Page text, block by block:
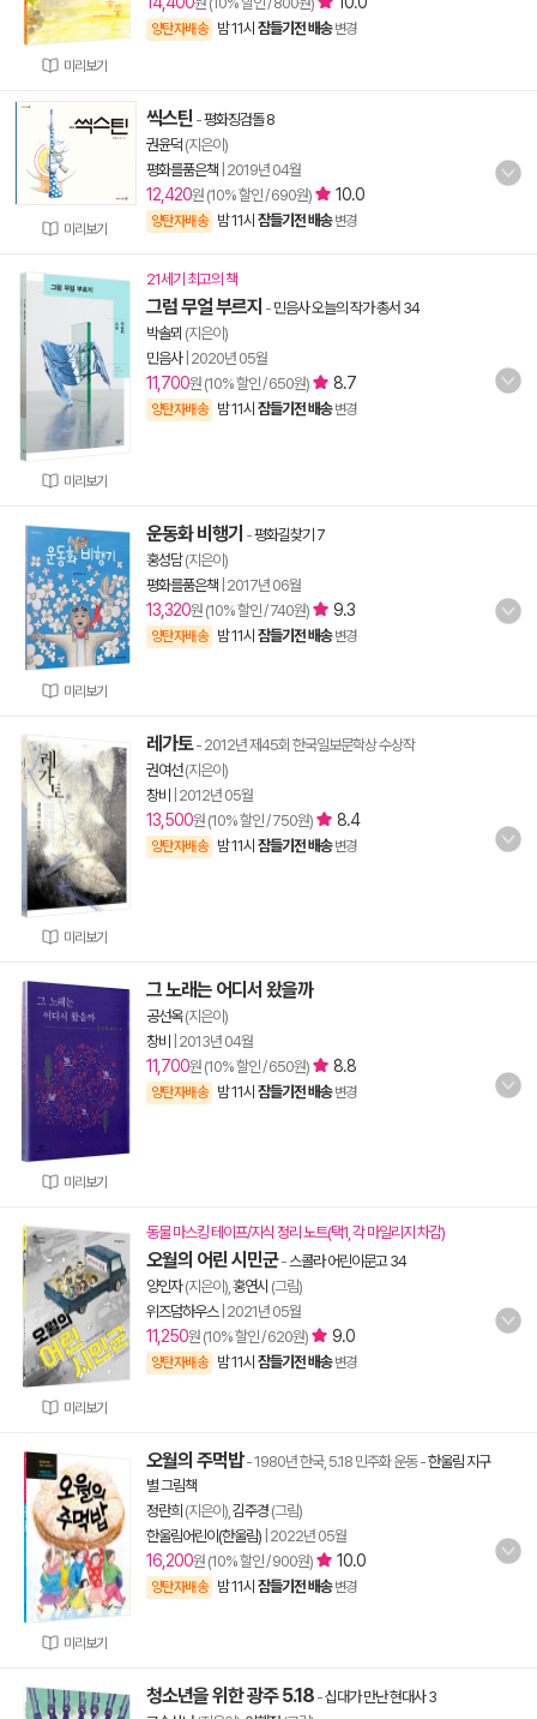
미리보기
양탄자배송 밤 11시 잠들기전 배송 변경
미리보기
씩스틴 -평화징검돌 8
권윤덕 (지은이)
평화를품은책 2019년 04월
12,420원 (10% 할인 / 690원) 10.0
양탄자배송 밤 11시 잠들기전 배송 변경
미리보기
21세기 최고의 책
그럼 무얼 부르지 - 민음사 오늘의 작가 총서 34
박솔뫼 (지은이)
민음사| 2020년 05월
11,700원 (10% 할인 / 650원) 8.7
양탄자배송 밤 11시 잠들기전 배송 변경
미리보기
운동화 비행기 -평화길찾기 7
홍성담(지은이)
평화를품은책 2017년 06월
13,320원 (10% 할인 / 740원) 9.3
양탄자배송 밤 11시 잠들기전 배송 변경
미리보기
레가토- 2012년 제45회 한국일보문학상 수상작
권여선(지은이)
창비
2012년 05월
13,500원 (10% 할인 / 750원) 8.4
양탄자배송 밤 11시 잠들기전 배송 변경
미리보기
그 노래는 어디서 왔을까
공선옥(지은이)
창비
2013년 04월
11,700원 (10% 할인 / 650원) 8.8
양탄자배송 밤 11시 잠들기전 배송 변경
미리보기
동물 마스킹 테이프/지식 정리 노트(택1, 각 마일리지 차감)
오월의 어린 시민군-스콜라 어린이문고 34
양인자(지은이), 홍연시 (그림)
위즈덤하우스| 2021년 05월
11,250원 (10% 할인 / 620원) 9.0
양탄자배송 밤 11시 잠들기전 배송 변경
미리보기
오월의 주먹밥- 1980년 한국, 5.18 민주화 운동-한울림 지구
별 그림책
정란희 (지은이), 김주경 (그림)
한울림어린이(한울림) 2022년 05월
16,200원 (10% 할인 / 900원) 10.0
양탄자배송 밤 11시 잠들기전 배송 변경
청소년을 위한 광주 5.18 -십대가 만난 현대사 3